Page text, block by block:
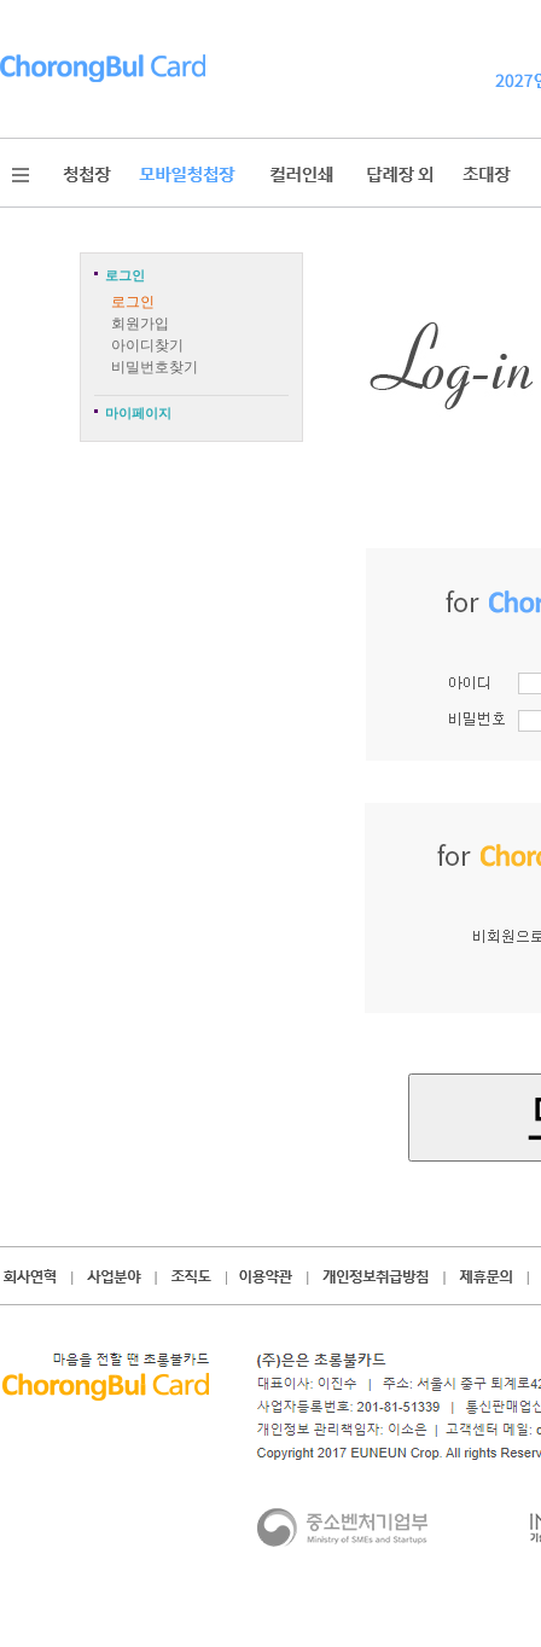
로그인
로그인
회원가입
아이디찾기
비밀번호찾기
마이페이지